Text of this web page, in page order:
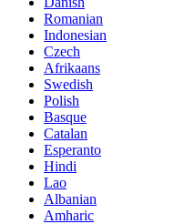
Romanian
Indonesian
Czech
Afrikaans
Swedish
Polish
Basque
Catalan
Esperanto
Hindi
Lao
Albanian
Amharic